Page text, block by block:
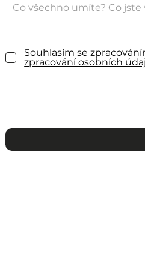
Souhlasím se
zpracování osobních